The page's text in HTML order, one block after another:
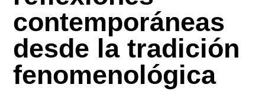
contemporáneas
desde la tradición
fenomenológica